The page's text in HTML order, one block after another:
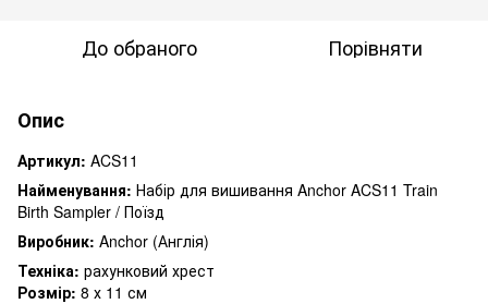
До обраного Порівняти
Опис
Артикул: ACS11
Найменування: Набір для вишивання Anchor ACS11 Train
Birth Sampler / Поїзд
Виробник: Anchor (Англія)
Техніка: рахунковий хрест
Розмір: 8 х 11 см